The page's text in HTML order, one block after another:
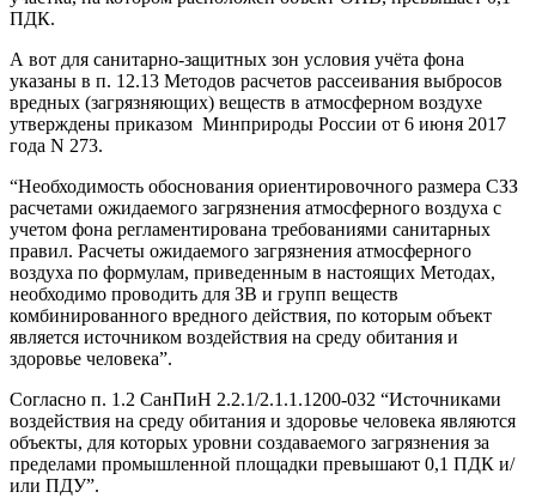
ПДК.
А вот для санитарно-защитных зон условия учёта фона
указаны в п. 12.13 Методов расчетов рассеивания выбросов
вредных (загрязняющих) веществ в атмосферном воздухе
утверждены приказом Минприроды России от 6 июня 2017
года N 273.
“Необходимость обоснования ориентировочного размера СЗЗ
расчетами ожидаемого загрязнения атмосферного воздуха с
учетом фона регламентирована требованиями санитарных
правил. Расчеты ожидаемого загрязнения атмосферного
воздуха по формулам, приведенным в настоящих Методах,
необходимо проводить для ЗВ и групп веществ
комбинированного вредного действия, по которым объект
является источником воздействия на среду обитания и
здоровье человека”.
Согласно п. 1.2 СанПиН 2.2.1/2.1.1.1200-032 “Источниками
воздействия на среду обитания и здоровье человека являются
объекты, для которых уровни создаваемого загрязнения за
пределами промышленной площадки превышают 0,1 ПДК и/
или ПДУ”.